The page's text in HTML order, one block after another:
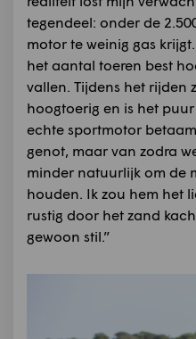
tegendeel: onder de
motor te weinig gas
het aantal toeren best
vallen. Tijdens het rijden
hoogtoerig en is het
echte sportmotor
genot, maar van zodra
minder natuurlijk om de
houden. Ik zou hem het
rustig door het zand
gewoon stil.”